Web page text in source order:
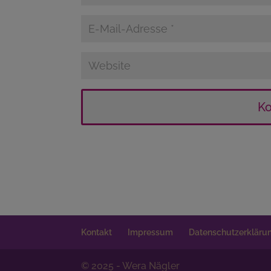
Kontakt Impressum
© 2025 - Wera Nägler